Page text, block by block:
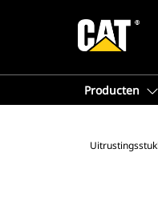
Producten